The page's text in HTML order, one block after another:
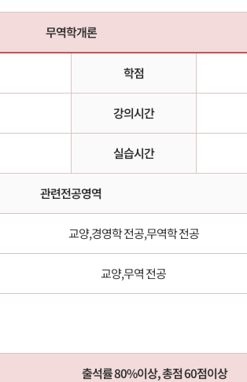
무역학개론
학점
강의시간
실습시간
관련전공영역
교양,경영학 전공,무역학 전공
교양,무역 전공
출석률 80%이상, 총점 60점이상